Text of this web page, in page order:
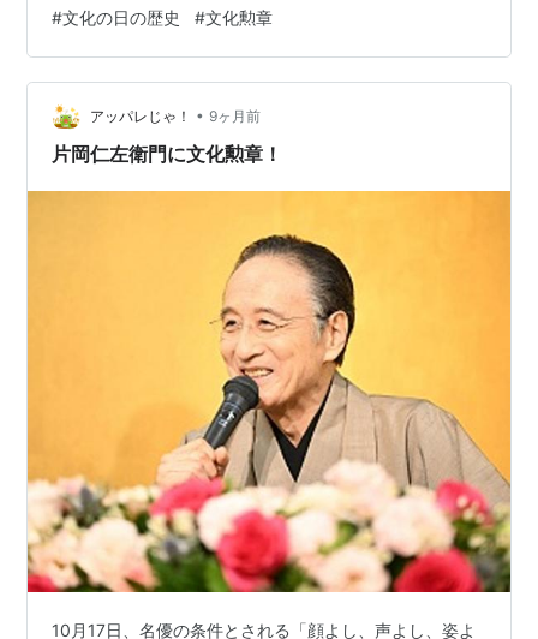
して新しい意味に ■ 学問と芸術をたたえる日 ■ 文化の
日が伝えるメッセージ 第3章：文化の日の過ごし方アイ
デア（家庭・学校別） 【家庭での過ごし方】 ① 親子で
日本の伝統…
#文化の日の歴史 #文化勲章
アッパレじゃ！ • 9ヶ月前
片岡仁左衛門に文化勲章！
10月17日、名優の条件とされる「顔よし、声よし、姿よ